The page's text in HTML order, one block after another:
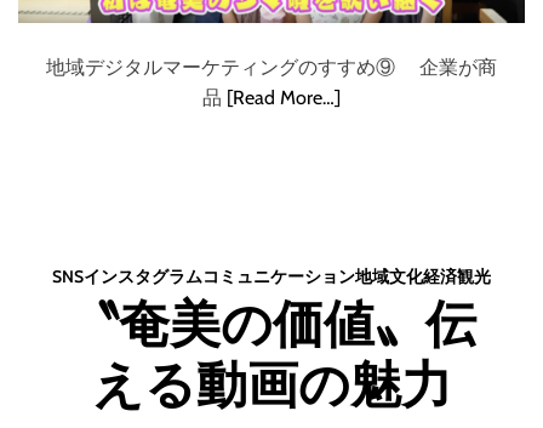
地域デジタルマーケティングのすすめ⑨ 企業が商
品 [Read More…]
SNSインスタグラムコミュニケーション地域文化経済観光
〝奄美の価値〟伝
える動画の魅力